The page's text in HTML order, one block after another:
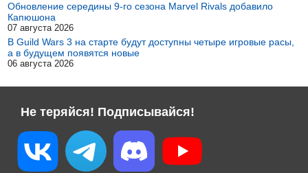
Обновление середины 9-го сезона Marvel Rivals добавило
Капюшона
07 августа 2026
В Guild Wars 3 на старте будут доступны четыре игровые расы,
а в будущем появятся новые
06 августа 2026
Не теряйся! Подписывайся!